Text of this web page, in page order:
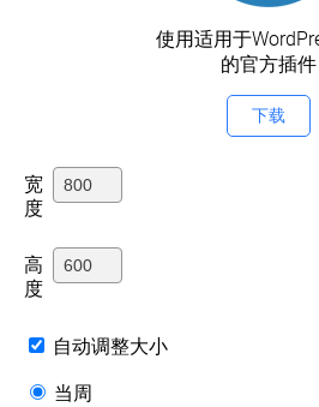
使用适用于
的官方插件
下载
宽
度
高
度
自动调整大小
当周